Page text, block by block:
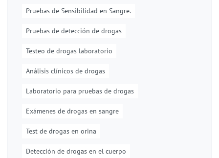
Pruebas de Sensibilidad en Sangre.
Pruebas de detección de drogas
Testeo de drogas laboratorio
Análisis clínicos de drogas
Laboratorio para pruebas de drogas
Exámenes de drogas en sangre
Test de drogas en orina
Detección de drogas en el cuerpo